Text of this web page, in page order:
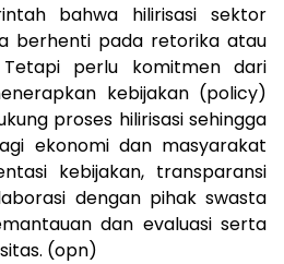
bahwa hilirisasi sektor
berhenti pada retorika atau
perlu komitmen dari
kebijakan (policy)
proses hilirisasi sehingga
ekonomi dan masyarakat
kebijakan, transparansi
dengan pihak swasta
dan evaluasi serta
(opn)